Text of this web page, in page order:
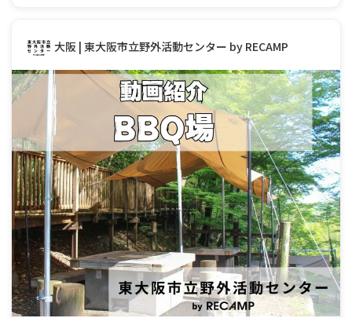
大阪 | 東大阪市立野外活動センター by RECAMP